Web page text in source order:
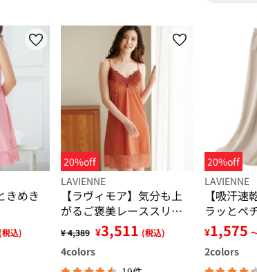
きめき
(税込)
20%off
LAVIENNE
【ラヴィモア】気分も上
がるご褒美レーススリッ
¥ 4,389 ¥3,511 (税込)
4colors
20%off
LAVIENNE
【吸汗速
ラッとペ
¥1,575
2colors